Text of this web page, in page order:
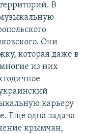
В
Они
которая даже в
из них
карьеру
Еще одна задача
крымчан,